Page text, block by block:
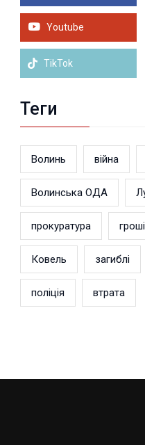
У Волинській ОВА
питань безбар’єрності
Youtube
TikTok
Теги
Волинь війна
Волинська ОДА
прокуратура гроші
Ковель загиблі
поліція втрата